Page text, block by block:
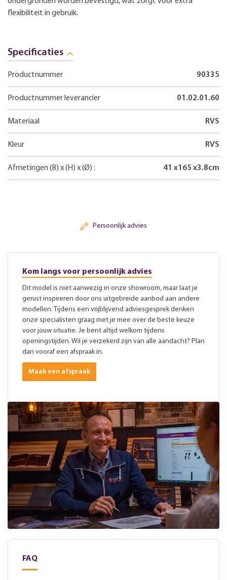
flexibiliteit in gebruik.
Specificaties
Productnummer 90335
Productnummer leverancier 01.02.01.60
Materiaal RVS
Kleur RVS
Afmetingen (B) x(H) x(Ø) : 41 x165 x3.8cm
Persoonlijk advies
Kom langs voor persoonlijk advies
Dit model is niet aanwezig in onze showroom, maar laat je
gerust inspireren door ons uitgebreide aanbod aan andere
modellen. Tijdens een vrijblijvend adviesgesprek denken
onze specialisten graag met je mee over de beste keuze
voor jouw situatie. Je bent altijd welkom tijdens
openingstijden. Wil je verzekerd zijn van alle aandacht? Plan
dan vooraf een afspraak in.
Maak een afspraak
FAQ